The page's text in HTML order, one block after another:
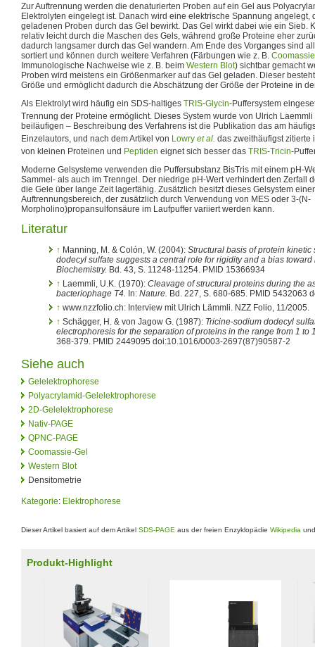
Zur Auftrennung werden die denaturierten Proben auf ein Gel aus
Elektrolyten eingelegt ist. Danach wird eine elektrische Spannung angelegt,
geladenen Proben durch das Gel bewirkt. Das Gel wirkt dabei wie ein Sieb.
relativ leicht durch die Maschen des Gels, während große Proteine eher
dadurch langsamer durch das Gel wandern. Am Ende des Vorganges sind
sortiert und können durch weitere Verfahren (Färbungen wie z. B.
Immunologische Nachweise wie z. B. beim Western Blot) sichtbar gemacht
Proben wird meistens ein Größenmarker auf das Gel geladen. Dieser
Größe und ermöglicht dadurch die Abschätzung der Größe der Proteine in
Als Elektrolyt wird häufig ein SDS-haltiges TRIS-Glycin-Puffersystem
Trennung der Proteine ermöglicht. Dieses System wurde von Ulrich Laemmli
beiläufigen – Beschreibung des Verfahrens ist die Publikation das am
Einzelautors, und nach dem Artikel von Lowry et al. das zweithäufigst zitierte
von kleinen Proteinen und Peptiden eignet sich besser das TRIS-Tricin-
Moderne Gelsysteme verwenden die Puffersubstanz BisTris mit einem pH-
Sammel- als auch im Trenngel. Der niedrige pH-Wert verhindert den Zerfall
die Gele über lange Zeit lagerfähig. Zusätzlich besitzt dieses Gelsystem
Auftrennungsbereich, der zusätzlich durch Verwendung von MES oder 3-(N-
Morpholino)propansulfonsäure im Laufpuffer variiert werden kann.
Literatur
↑ Manning, M. & Colón, W. (2004): Structural basis of protein
dodecyl sulfate suggests a central role for rigidity and a bias toward
Biochemistry. Bd. 43, S. 11248-11254. PMID 15366934
↑ Laemmli, U.K. (1970): Cleavage of structural proteins during the
bacteriophage T4. In: Nature. Bd. 227, S. 680-685. PMID 5432063
↑ www.nzzfolio.ch: Interview mit Ulrich Lämmli. NZZ Folio, 11/2005.
↑ Schägger, H. & von Jagow G. (1987): Tricine-sodium dodecyl
electrophoresis for the separation of proteins in the range from 1 to
368-379. PMID 2449095 doi:10.1016/0003-2697(87)90587-2
Siehe auch
Gelelektrophorese
Polyacrylamid-Gelelektrophorese
2D-Gelelektrophorese
Nativ-PAGE
QPNC-PAGE
Coomassie-Gel
Western Blot
Densitometrie
Kategorie: Elektrophorese
Dieser Artikel basiert auf dem Artikel SDS-PAGE aus der freien Enzyklopädie Wikipedia
Produkt-Highlight